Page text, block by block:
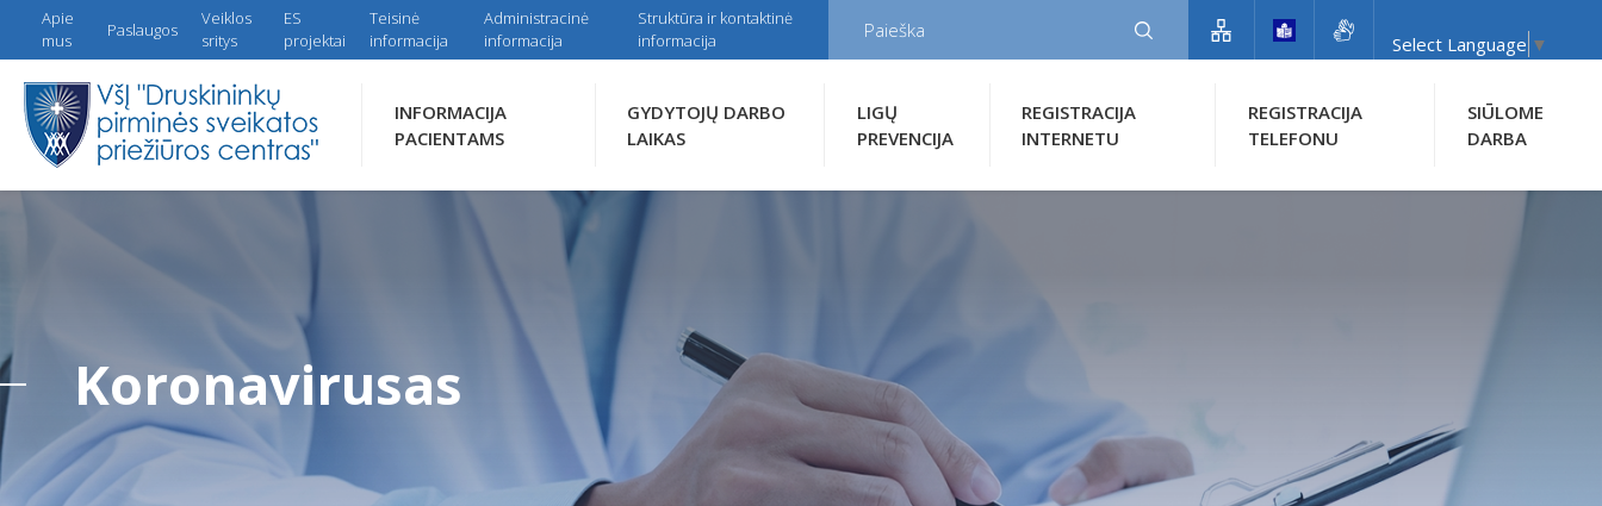
Apie
mus
Paslaugos
Veiklos
sritys
ES
projektai
Teisinė
informacija
Administracinė
informacija
Struktūra ir kontaktinė
informacija
Select Language ▼
INFORMACIJA
PACIENTAMS
GYDYTOJŲ DARBO
LAIKAS
LIGŲ
PREVENCIJA
REGISTRACIJA
INTERNETU
REGISTRACIJA
TELEFONU
SIŪLOME
DARBA
Koronavirusas